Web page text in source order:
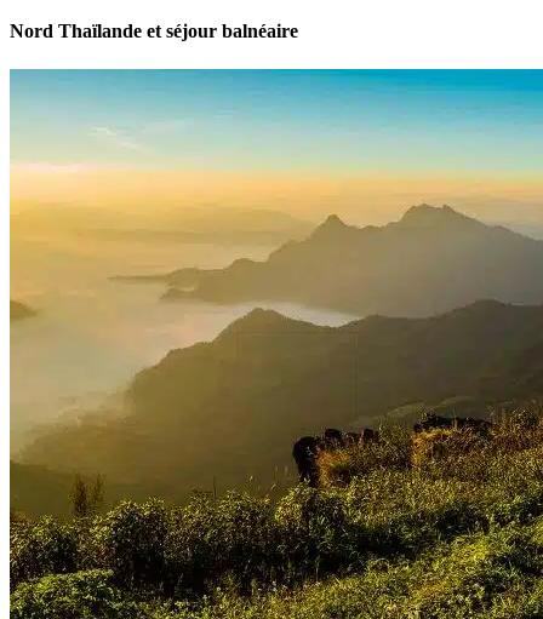
Nord Thaïlande et séjour balnéaire